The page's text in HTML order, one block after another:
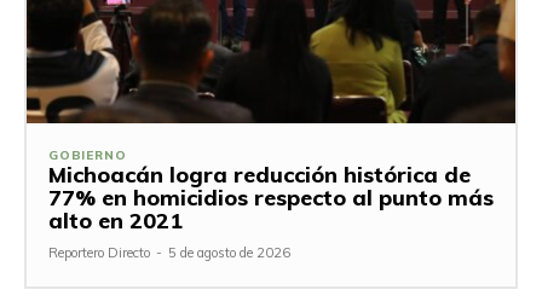
GOBIERNO
Michoacán logra reducción histórica de
77% en homicidios respecto al punto más
alto en 2021
Reportero Directo - 5 de agosto de 2026